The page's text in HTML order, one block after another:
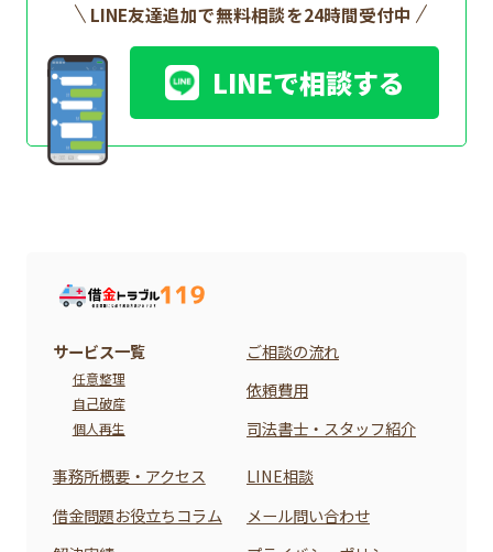
LINE友達追加で無料相談を24時間受付中
LINEで相談する
サービス一覧
任意整理
自己破産
個人再生
ご相談の流れ
依頼費用
司法書士・スタッフ紹介
事務所概要・アクセス
借金問題お役立ちコラム
LINE相談
メール問い合わせ